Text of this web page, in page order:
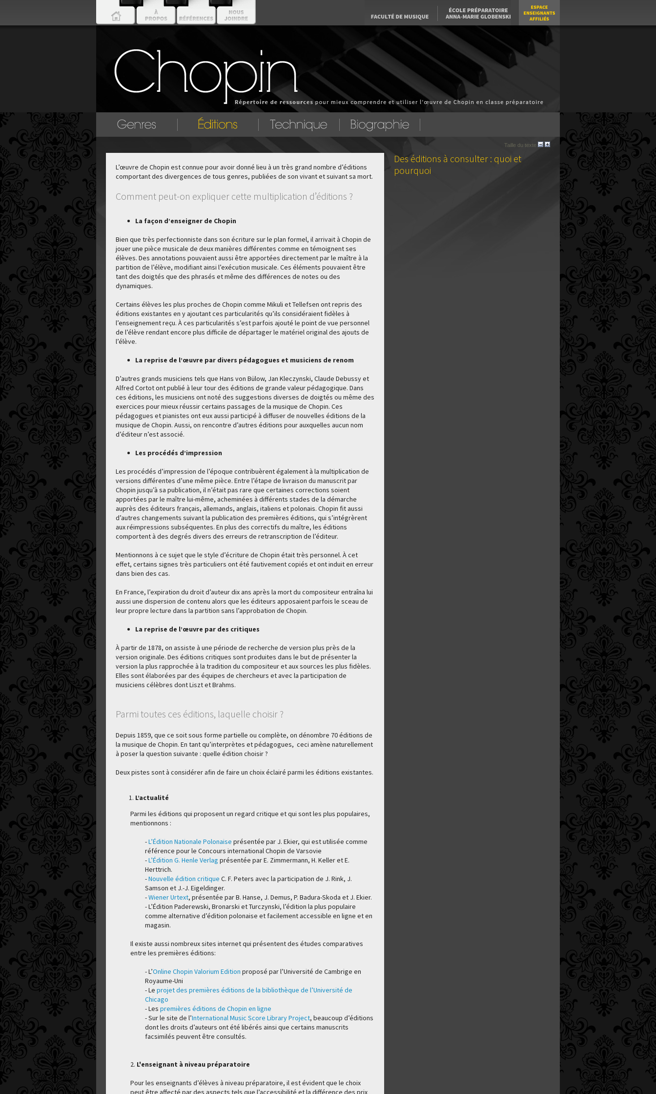
Taille du texte
L’œuvre de Chopin est connue pour avoir donné lieu à un très grand nombre d’éditions
comportant des divergences de tous genres, publiées de son vivant et suivant sa mort.
Comment peut-on expliquer cette multiplication d’éditions ?
La façon d’enseigner de Chopin
Bien que très perfectionniste dans son écriture sur le plan formel, il arrivait à Chopin de
jouer une pièce musicale de deux manières différentes comme en témoignent ses
élèves. Des annotations pouvaient aussi être apportées directement par le maître à la
partition de l’élève, modifiant ainsi l’exécution musicale. Ces éléments pouvaient être
tant des doigtés que des phrasés et même des différences de notes ou des
dynamiques.
Certains élèves les plus proches de Chopin comme Mikuli et Tellefsen ont repris des
éditions existantes en y ajoutant ces particularités qu’ils considéraient fidèles à
l’enseignement reçu. À ces particularités s’est parfois ajouté le point de vue personnel
de l’élève rendant encore plus difficile de départager le matériel original des ajouts de
l’élève.
La reprise de l’œuvre par divers pédagogues et musiciens de renom
D’autres grands musiciens tels que Hans von Bülow, Jan Kleczynski, Claude Debussy et
Alfred Cortot ont publié à leur tour des éditions de grande valeur pédagogique. Dans
ces éditions, les musiciens ont noté des suggestions diverses de doigtés ou même des
exercices pour mieux réussir certains passages de la musique de Chopin. Ces
pédagogues et pianistes ont eux aussi participé à diffuser de nouvelles éditions de la
musique de Chopin. Aussi, on rencontre d’autres éditions pour auxquelles aucun nom
d’éditeur n’est associé.
Les procédés d’impression
Les procédés d’impression de l’époque contribuèrent également à la multiplication de
versions différentes d’une même pièce. Entre l’étape de livraison du manuscrit par
Chopin jusqu’à sa publication, il n’était pas rare que certaines corrections soient
apportées par le maître lui-même, acheminées à différents stades de la démarche
auprès des éditeurs français, allemands, anglais, italiens et polonais. Chopin fit aussi
d’autres changements suivant la publication des premières éditions, qui s’intégrèrent
aux réimpressions subséquentes. En plus des correctifs du maître, les éditions
comportent à des degrés divers des erreurs de retranscription de l’éditeur.
Mentionnons à ce sujet que le style d’écriture de Chopin était très personnel. À cet
effet, certains signes très particuliers ont été fautivement copiés et ont induit en erreur
dans bien des cas.
En France, l’expiration du droit d’auteur dix ans après la mort du compositeur entraîna lui
aussi une dispersion de contenu alors que les éditeurs apposaient parfois le sceau de
leur propre lecture dans la partition sans l’approbation de Chopin.
La reprise de l’œuvre par des critiques
À partir de 1878, on assiste à une période de recherche de version plus près de la
version originale. Des éditions critiques sont produites dans le but de présenter la
version la plus rapprochée à la tradition du compositeur et aux sources les plus fidèles.
Elles sont élaborées par des équipes de chercheurs et avec la participation de
musiciens célèbres dont Liszt et Brahms.
Parmi toutes ces éditions, laquelle choisir ?
Depuis 1859, que ce soit sous forme partielle ou complète, on dénombre 70 éditions de
la musique de Chopin. En tant qu’interprètes et pédagogues, ceci amène naturellement
à poser la question suivante : quelle édition choisir ?
Deux pistes sont à considérer afin de faire un choix éclairé parmi les éditions existantes.
L’actualité
Parmi les éditions qui proposent un regard critique et qui sont les plus populaires,
mentionnons :
-L’Édition Nationale Polonaise présentée par J. Ekier, qui est utilisée comme
référence pour le Concours international Chopin de Varsovie
-L’Édition G. Henle Verlag présentée par E. Zimmermann, H. Keller et E.
Herttrich.
-Nouvelle édition critique C. F. Peters avec la participation de J. Rink, J.
Samson et J.-J. Eigeldinger.
-Wiener Urtext, présentée par B. Hanse, J. Demus, P. Badura-Skoda et J. Ekier.
- L’Édition Paderewski, Bronarski et Turczynski, l’édition la plus populaire
comme alternative d’édition polonaise et facilement accessible en ligne et en
magasin.
Il existe aussi nombreux sites internet qui présentent des études comparatives
entre les premières éditions:
- L’Online Chopin Valorium Edition proposé par l’Université de Cambrige en
Royaume-Uni
- Le projet des premières éditions de la bibliothèque de l’Université de
Chicago
- Les premières éditions de Chopin en ligne
- Sur le site de l’International Music Score Library Project, beaucoup d’éditions
dont les droits d’auteurs ont été libérés ainsi que certains manuscrits
facsimilés peuvent être consultés.
2. L'enseignant à niveau préparatoire
Pour les enseignants d’élèves à niveau préparatoire, il est évident que le choix
peut être affecté par des aspects tels que l’accessibilité et la différence des prix
Des éditions à consulter : quoi et
pourquoi